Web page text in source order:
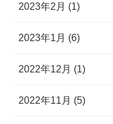
2023年2月 (1)
2023年1月 (6)
2022年12月 (1)
2022年11月 (5)